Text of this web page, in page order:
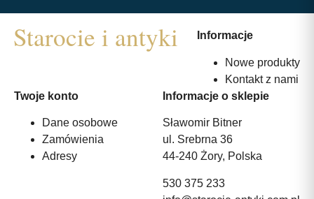
Informacje
Nowe produkty
Kontakt z nami
Twoje konto
Dane osobowe
Zamówienia
Adresy
Informacje o sklepie
Sławomir Bitner
ul. Srebrna 36
44-240 Żory, Polska
530 375 233